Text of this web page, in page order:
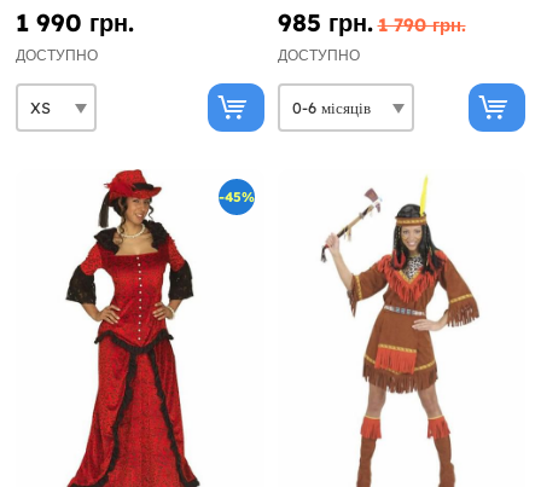
1 990 грн.
ДОСТУПНО
985 грн. 1 790 грн.
ДОСТУПНО
-45%